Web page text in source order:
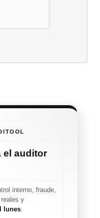
el auditor
interno, fraude,
y
lunes.